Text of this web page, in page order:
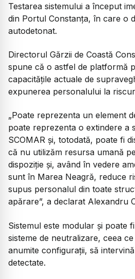
Testarea sistemului a început
din Portul Constanța, în care o
autodetonat.
Directorul Gărzii de Coastă
spune că o astfel de platformă
capacitățile actuale de
expunerea personalului la
„Poate reprezenta un element
poate reprezenta o extindere a
SCOMAR și, totodată, poate fi
că nu utilizăm resursa umană
dispoziție și, având în vedere
sunt în Marea Neagră, reduce
supus personalul din toate
apărare”, a declarat Alexandru
Sistemul este modular și poate
sisteme de neutralizare, ceea
anumite configurații, să
detectate.